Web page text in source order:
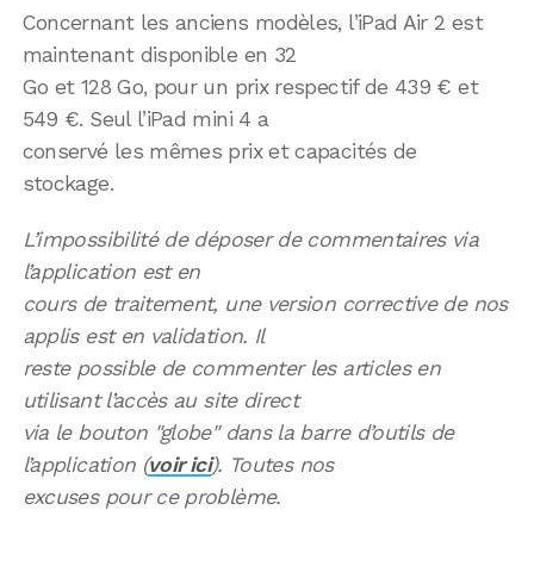
Concernant les anciens modèles, l’iPad Air 2 est
maintenant disponible en 32
Go et 128 Go, pour un prix respectif de 439 € et
549 €. Seul l’iPad mini 4 a
conservé les mêmes prix et capacités de
stockage.
L’impossibilité de déposer de commentaires via
l’application est en
cours de traitement, une version corrective de nos
applis est en validation. Il
reste possible de commenter les articles en
utilisant l’accès au site direct
via le bouton "globe" dans la barre d’outils de
l’application (voir ici). Toutes nos
excuses pour ce problème.